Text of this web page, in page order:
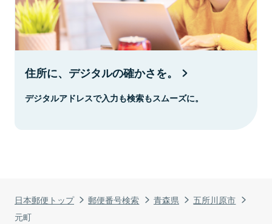
日本郵便トップ 郵便番号検索 青森県
五所川原市
元町
住所に、デジタルの確かさを。
デジタルアドレスで入力も検索もスムーズに。